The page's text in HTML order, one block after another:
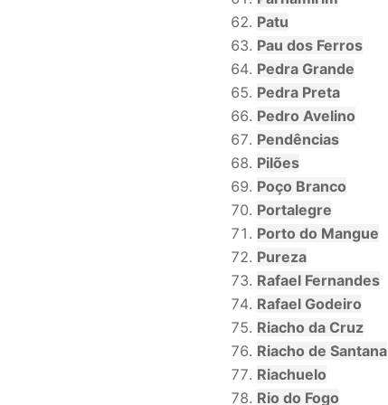
Patu
Pau dos Ferros
Pedra Grande
Pedra Preta
Pedro Avelino
Pendências
Pilões
Poço Branco
Portalegre
Porto do Mangue
Pureza
Rafael Fernandes
Rafael Godeiro
Riacho da Cruz
Riacho de Santana
Riachuelo
Rio do Fogo